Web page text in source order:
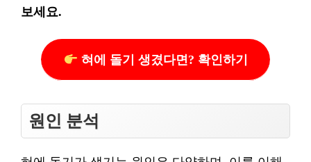
보세요.
혀에 돌기 생겼다면? 확인하기
원인 분석